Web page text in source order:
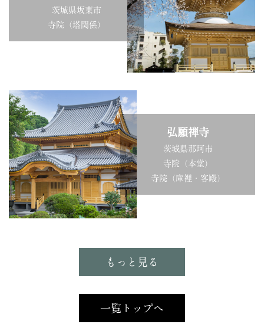
茨城県坂東市
寺院（塔関係）
弘願禅寺
茨城県那珂市
寺院（本堂）
寺院（庫裡・客殿）
もっと見る
一覧トップへ